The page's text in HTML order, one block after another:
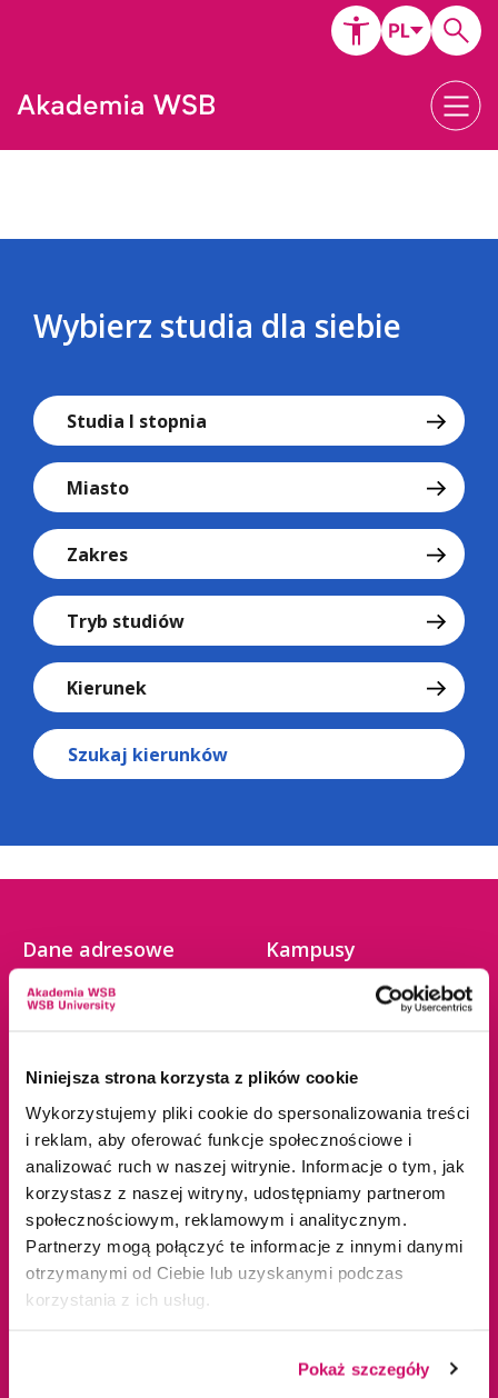
Niniejsza strona korzysta z plików cookie
Wykorzystujemy pliki cookie do spersonalizowania treści
i reklam, aby oferować funkcje społecznościowe i
analizować ruch w naszej witrynie. Informacje o tym, jak
korzystasz z naszej witryny, udostępniamy partnerom
społecznościowym, reklamowym i analitycznym.
Partnerzy mogą połączyć te informacje z innymi danymi
otrzymanymi od Ciebie lub uzyskanymi podczas
korzystania z ich usług.
Pokaż szczegóły
Wybierz studia dla siebie
Studia I stopnia
Miasto
Zakres
Tryb studiów
Kierunek
Szukaj kierunków
Dane adresowe
Górnicza
tel.+48 32 295 93 00
email:info@wsb.edu.pl
NIP: 629-10-88-993
Kampusy
Gliwice
Jaworzno
Katowice
Kraków
Olkusz
Tychy
Warszawa